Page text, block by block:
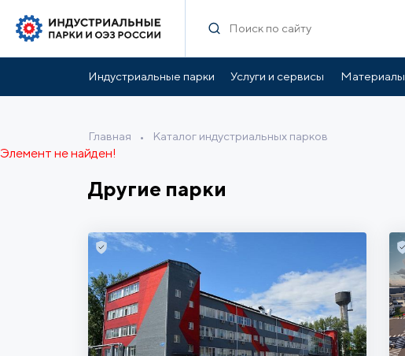
Индустриальные парки Услуги и сервисы Материалы
Главная • Каталог индустриальных парков
Элемент не найден!
Другие парки